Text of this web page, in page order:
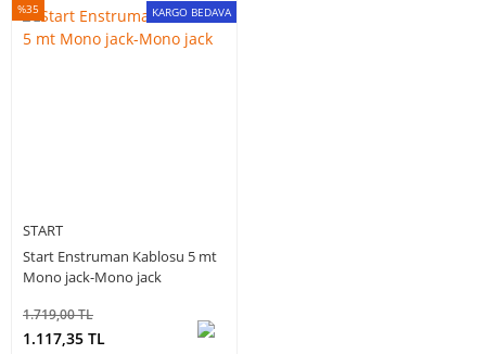
KARGO BEDAVA
START
Start Enstruman Kablosu 5 mt
Mono jack-Mono jack
%35
1.719,00 TL
1.117,35 TL